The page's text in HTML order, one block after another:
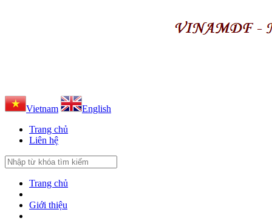
Vietnam
English
Trang chủ
Liên hệ
Trang chủ
Giới thiệu